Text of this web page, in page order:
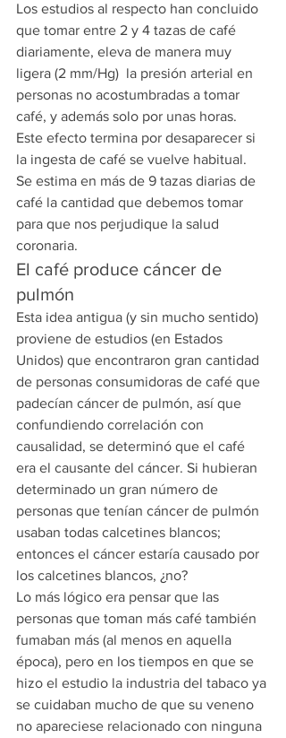
Los estudios al respecto han concluido
que tomar entre 2 y 4 tazas de café
diariamente, eleva de manera muy
ligera (2 mm/Hg)  la presión arterial en
personas no acostumbradas a tomar
café, y además solo por unas horas.
Este efecto termina por desaparecer si
la ingesta de café se vuelve habitual.
Se estima en más de 9 tazas diarias de
café la cantidad que debemos tomar
para que nos perjudique la salud
coronaria.
El café produce cáncer de
pulmón
Esta idea antigua (y sin mucho sentido)
proviene de estudios (en Estados
Unidos) que encontraron gran cantidad
de personas consumidoras de café que
padecían cáncer de pulmón, así que
confundiendo correlación con
causalidad, se determinó que el café
era el causante del cáncer. Si hubieran
determinado un gran número de
personas que tenían cáncer de pulmón
usaban todas calcetines blancos;
entonces el cáncer estaría causado por
los calcetines blancos, ¿no?
Lo más lógico era pensar que las
personas que toman más café también
fumaban más (al menos en aquella
época), pero en los tiempos en que se
hizo el estudio la industria del tabaco ya
se cuidaban mucho de que su veneno
no apareciese relacionado con ninguna